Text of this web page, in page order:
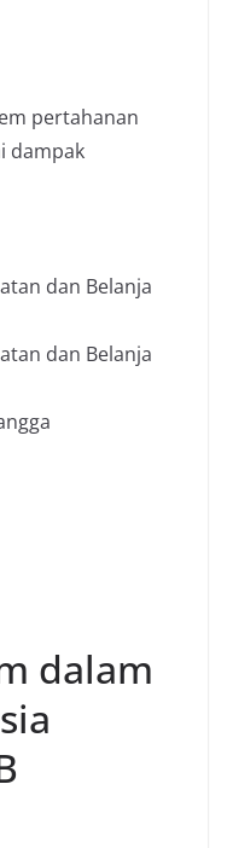
pertahanan
dampak
dan Belanja
dan Belanja
dalam